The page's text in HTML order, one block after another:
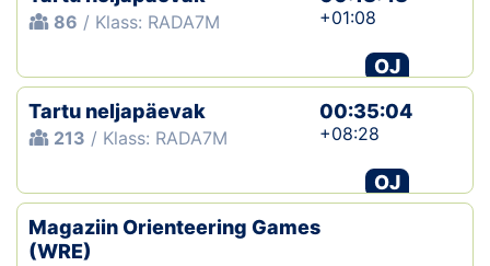
86 / Klass: RADA7M +01:08
OJ
Tartu neljapäevak
213 / Klass: RADA7M
00:35:04
+08:28
OJ
Magaziin Orienteering Games
(WRE)